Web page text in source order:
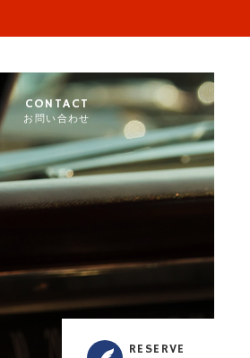
CONTACT
お問い合わせ
RESERVE